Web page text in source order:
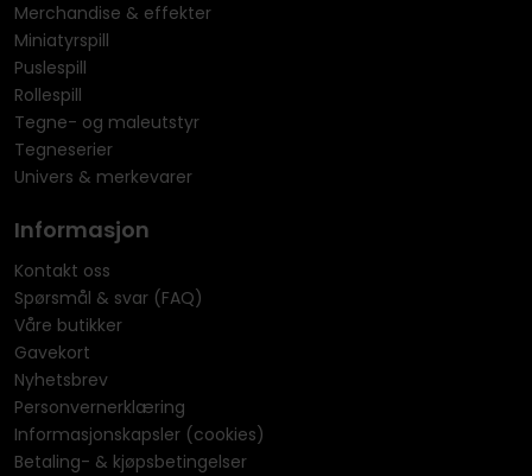
Merchandise & effekter
Miniatyrspill
Puslespill
Rollespill
Tegne- og maleutstyr
Tegneserier
Univers & merkevarer
Informasjon
Kontakt oss
Spørsmål & svar (FAQ)
Våre butikker
Gavekort
Nyhetsbrev
Personvernerklæring
Informasjonskapsler (cookies)
Betaling- & kjøpsbetingelser